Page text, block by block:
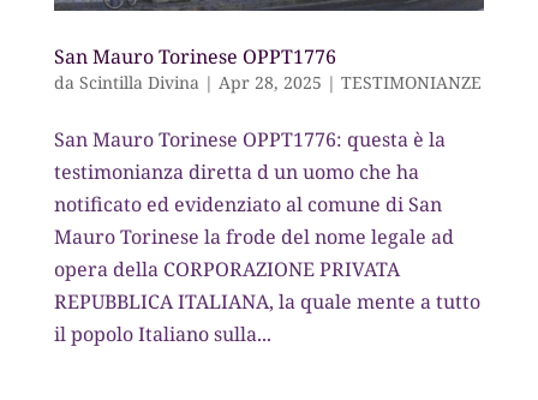
San Mauro Torinese OPPT1776
da Scintilla Divina| Apr 28, 2025 | TESTIMONIANZE
San Mauro Torinese OPPT1776: questa è la
testimonianza diretta d un uomo che ha
notificato ed evidenziato al comune di San
Mauro Torinese la frode del nome legale ad
opera della CORPORAZIONE PRIVATA
REPUBBLICA ITALIANA, la quale mente a tutto
il popolo Italiano sulla...